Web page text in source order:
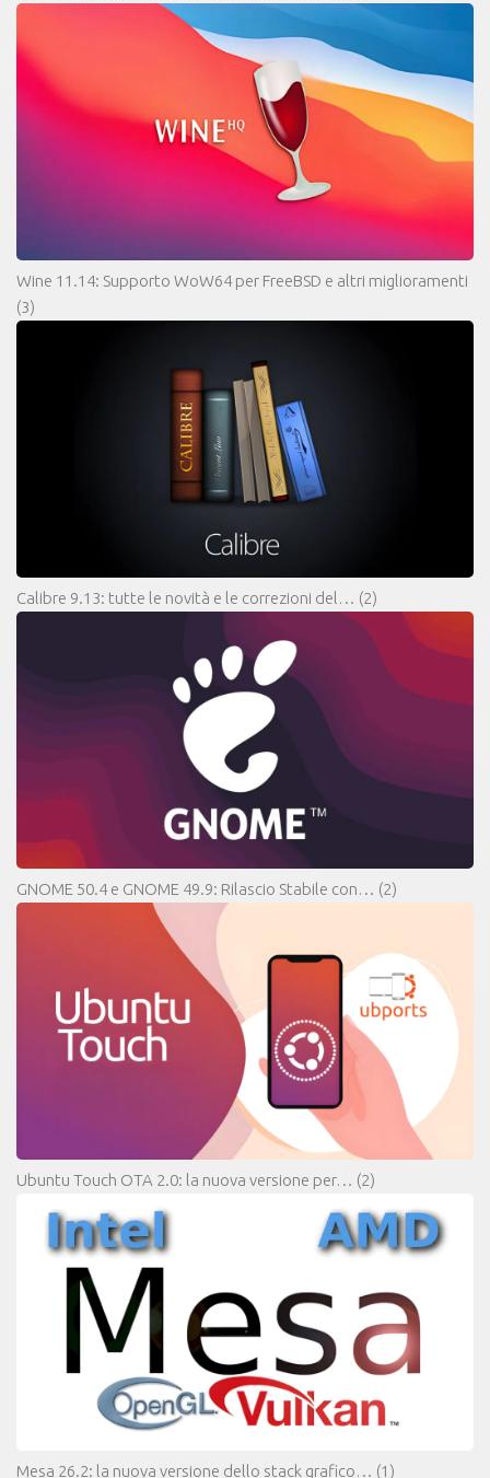
Wine 11.14: Supporto WoW64 per FreeBSD e altri miglioramenti
(3)
Calibre 9.13: tutte le novità e le correzioni del… (2)
GNOME 50.4 e GNOME 49.9: Rilascio Stabile con… (2)
Ubuntu Touch OTA 2.0: la nuova versione per… (2)
Mesa 26.2: la nuova versione dello stack grafico… (1)